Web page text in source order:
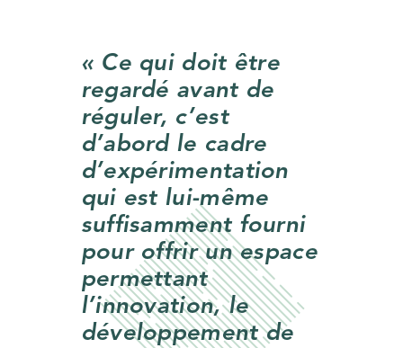
« Ce qui doit être
regardé avant de
réguler, c’est
d’abord le cadre
d’expérimentation
qui est lui-même
suffisamment fourni
pour offrir un espace
permettant
l’innovation, le
développement de